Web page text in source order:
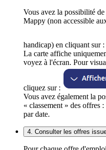
Vous avez la possibilité
Mappy (non accessible
handicap) en cliquant sur :
La carte affiche
voyez à l'écran. Pour
cliquez sur :
Vous avez également la
« classement » des offres
par date.
4. Consulter les offres